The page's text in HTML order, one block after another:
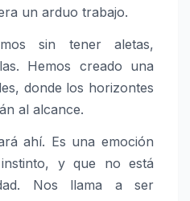
un arduo trabajo.
sin tener aletas,
Hemos creado una
donde los horizontes
al alcance.
ahí. Es una emoción
y que no está
Nos llama a ser